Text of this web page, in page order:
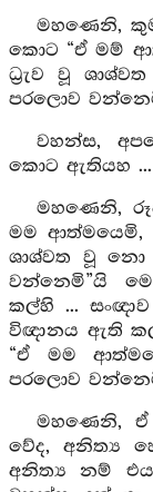
මහණෙනි,
කොට “ඒ මම්
ධ්‍රැව වූ
පරලොව
වහන්ස,
කොට ඇතියහ ...
මහණෙනි,
මම ආත්මයෙමි,
ශාශ්වත වූ නො
වන්නෙමි”යි
කල්හි ...
විඥානය ඇති
“ඒ මම
පරලොව
මහණෙනි,
වේද, අනිත්‍ය
අනිත්‍ය නම්